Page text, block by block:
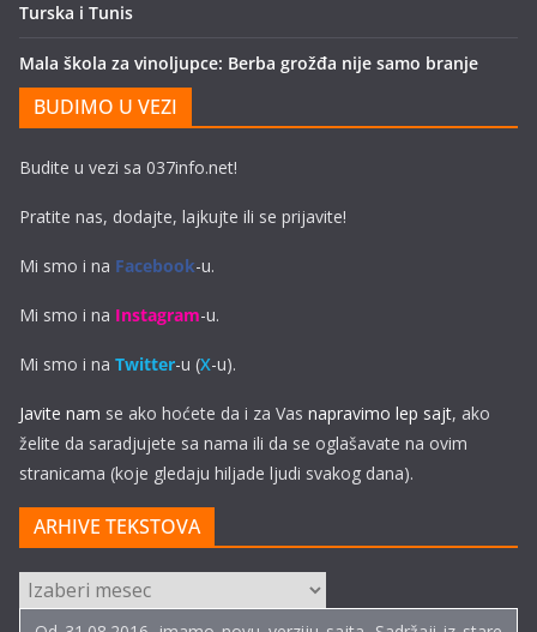
Turska i Tunis
Mala škola za vinoljupce: Berba grožđa nije samo branje
BUDIMO U VEZI
Budite u vezi sa 037info.net!
Pratite nas, dodajte, lajkujte ili se prijavite!
Mi smo i na Facebook-u.
Mi smo i na Instagram-u.
Mi smo i na Twitter-u (X-u).
Javite nam se ako hoćete da i za Vas napravimo lep sajt, ako
želite da saradjujete sa nama ili da se oglašavate na ovim
stranicama (koje gledaju hiljade ljudi svakog dana).
ARHIVE TEKSTOVA
ARHIVE
TEKSTOVA